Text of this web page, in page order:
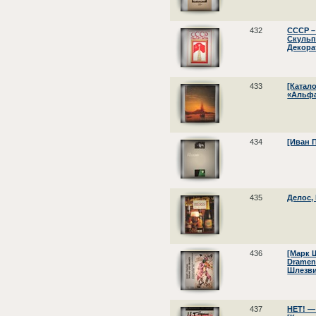
432
СССР –
433
434 [Иван
435 Делос,
436
[Марк
437
НЕТ! —